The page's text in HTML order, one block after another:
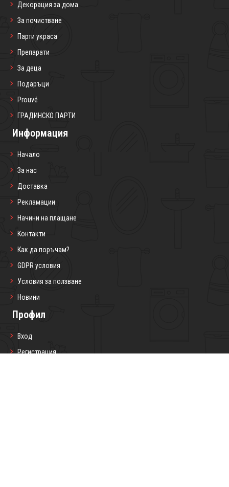
Декорация за дома
За почистване
Парти украса
Препарати
За деца
Подаръци
Prouvé
ГРАДИНСКО ПАРТИ
Информация
Начало
За нас
Доставка
Рекламации
Начини на плащане
Контакти
Как да поръчам?
GDPR условия
Условия за ползване
Новини
Профил
Вход
Регистрация